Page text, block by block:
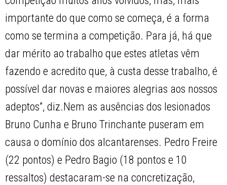
importante do que como se começa, é a forma
como se termina a competição. Para já, há que
dar mérito ao trabalho que estes atletas vêm
fazendo e acredito que, à custa desse trabalho, é
possível dar novas e maiores alegrias aos nossos
adeptos”, diz.Nem as ausências dos lesionados
Bruno Cunha e Bruno Trinchante puseram em
causa o domínio dos alcantarenses. Pedro Freire
(22 pontos) e Pedro Bagio (18 pontos e 10
ressaltos) destacaram-se na concretização,